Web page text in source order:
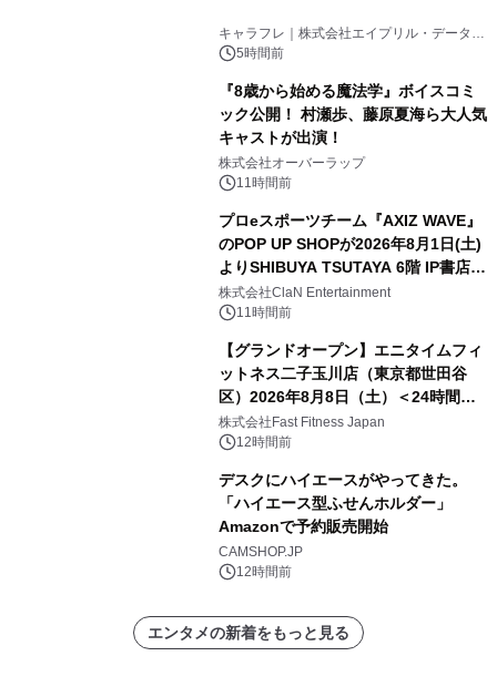
キャラフレ｜株式会社エイプリル・データ・
デザインズ
5時間前
『8歳から始める魔法学』ボイスコミ
ック公開！ 村瀬歩、藤原夏海ら大人気
キャストが出演！
株式会社オーバーラップ
11時間前
プロeスポーツチーム『AXIZ WAVE』
のPOP UP SHOPが2026年8月1日(土)
よりSHIBUYA TSUTAYA 6階 IP書店で
開催決定！！
株式会社ClaN Entertainment
11時間前
【グランドオープン】エニタイムフィ
ットネス二子玉川店（東京都世田谷
区）2026年8月8日（土）＜24時間年
中無休のフィットネスジム＞
株式会社Fast Fitness Japan
12時間前
デスクにハイエースがやってきた。
「ハイエース型ふせんホルダー」
Amazonで予約販売開始
CAMSHOP.JP
12時間前
エンタメの新着をもっと見る